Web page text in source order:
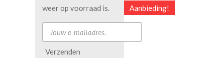
Aanbieding!
weer op voorraad is.
Verzenden